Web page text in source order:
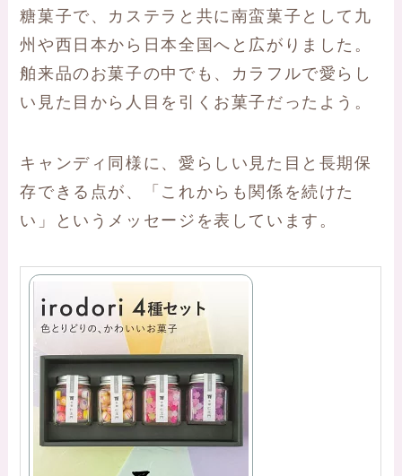
糖菓子で、カステラと共に南蛮菓子として九
州や西日本から日本全国へと広がりました。
舶来品のお菓子の中でも、カラフルで愛らし
い見た目から人目を引くお菓子だったよう。
キャンディ同様に、愛らしい見た目と長期保
存できる点が、「これからも関係を続けた
い」というメッセージを表しています。